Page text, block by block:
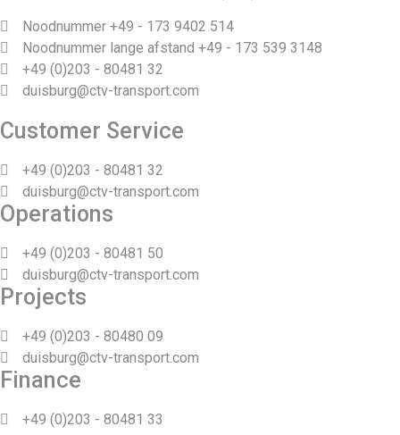
Noodnummer +49 - 173 9402 514
Noodnummer lange afstand +49 - 173 539 3148
+49 (0)203 - 80481 32
duisburg@ctv-transport.com
Customer Service
+49 (0)203 - 80481 32
duisburg@ctv-transport.com
Operations
+49 (0)203 - 80481 50
duisburg@ctv-transport.com
Projects
+49 (0)203 - 80480 09
duisburg@ctv-transport.com
Finance
+49 (0)203 - 80481 33